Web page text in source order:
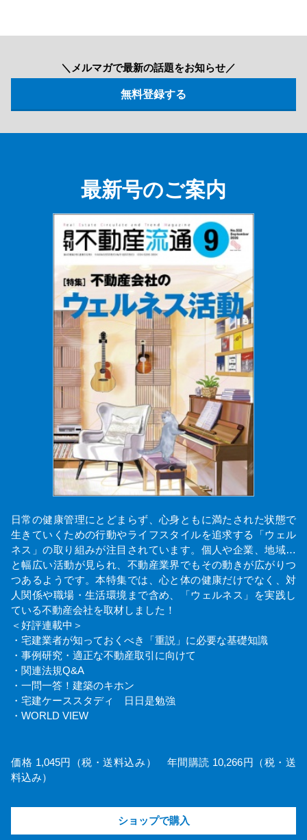
＼メルマガで最新の話題をお知らせ／
最新号のご案内
日常の健康管理にとどまらず、心身ともに満たされた状態で
生きていくための行動やライフスタイルを追求する「ウェル
ネス」の取り組みが注目されています。個人や企業、地域…
と幅広い活動が見られ、不動産業界でもその動きが広がりつ
つあるようです。本特集では、心と体の健康だけでなく、対
人関係や職場・生活環境まで含め、「ウェルネス」を実践し
ている不動産会社を取材しました！
＜好評連載中＞
・宅建業者が知っておくべき「重説」に必要な基礎知識
・事例研究・適正な不動産取引に向けて
・関連法規Q&A
・一問一答！建築のキホン
・宅建ケーススタディ 日日是勉強
・WORLD VIEW
価格 1,045円（税・送料込み） 年間購読 10,266円（税・送
料込み）
ショップで購入